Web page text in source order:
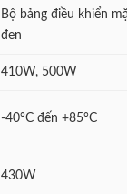
Bộ bảng điều khiển
đen
410W, 500W
-40°C đến +85°C
430W